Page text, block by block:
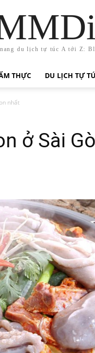
nang du lịch tự túc A tới Z:
THỰC DU LỊCH TỰ
nhất
ở Sài